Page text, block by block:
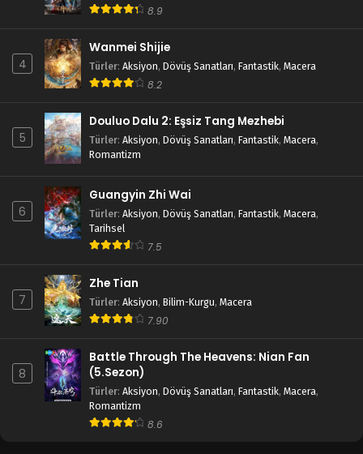
8.9
4
Wanmei Shijie
Türler: Aksiyon, Dövüş Sanatları, Fantastik, Macera
8.2
5
Douluo Dalu 2: Eşsiz Tang Mezhebi
Türler: Aksiyon, Dövüş Sanatları, Fantastik, Macera,
Romantizm
6
Guangyin Zhi Wai
Türler: Aksiyon, Dövüş Sanatları, Fantastik, Macera,
Tarihsel
7.5
7
Zhe Tian
Türler: Aksiyon, Bilim-Kurgu, Macera
7.90
8
Battle Through The Heavens: Nian Fan
(5.Sezon)
Türler: Aksiyon, Dövüş Sanatları, Fantastik, Macera,
Romantizm
8.6